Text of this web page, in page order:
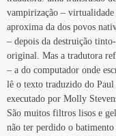
vampirização – virtualidade
aproxima da dos povos
– depois da destruição
original. Mas a tradutora
– a do computador onde
lê o texto traduzido do
executado por Molly
São muitos filtros lisos e
não ter perdido o